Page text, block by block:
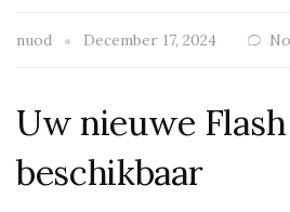
nuod December 17, 2024
Uw nieuwe
beschikbaar